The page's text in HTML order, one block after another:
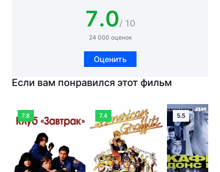
7.0/ 10
24 000 оценок
Оценить
Если вам понравился этот фильм
7.8 7.4 5.5